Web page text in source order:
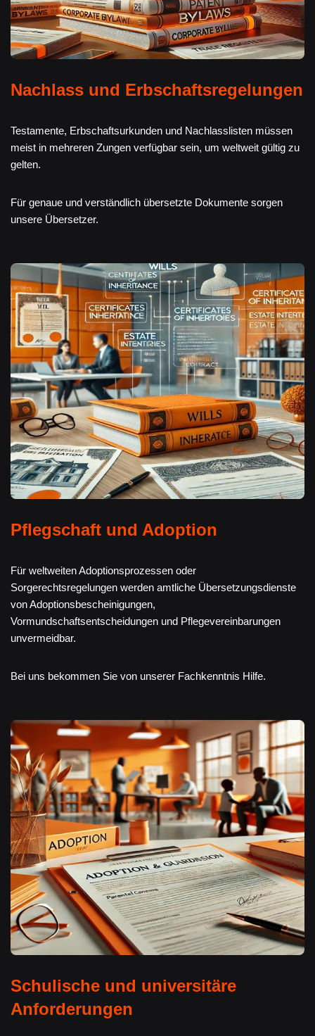
Nachlass und Erbschaftsregelungen
Testamente, Erbschaftsurkunden und Nachlasslisten müssen
meist in mehreren Zungen verfügbar sein, um weltweit gültig zu
gelten.
Für genaue und verständlich übersetzte Dokumente sorgen
unsere Übersetzer.
Pflegschaft und Adoption
Für weltweiten Adoptionsprozessen oder
Sorgerechtsregelungen werden amtliche Übersetzungsdienste
von Adoptionsbescheinigungen,
Vormundschaftsentscheidungen und Pflegevereinbarungen
unvermeidbar.
Bei uns bekommen Sie von unserer Fachkenntnis Hilfe.
Schulische und universitäre
Anforderungen